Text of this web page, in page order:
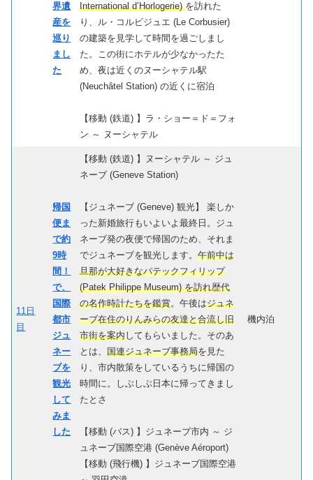
界遺
産を
巡り
まし
た
International d’Horlogerie)を訪れた
り、ル・コルビジュエ (Le Corbusier)
の建築を見学して時間を過ごしまし
た。この街にホテルが少なかったた
め、夜は近くのヌーシャテル駅
(Neuchâtel Station) の近くに宿泊
【移動 (鉄道) 】ラ・ショー＝ド＝フォ
ン ～ ヌーシャテル
11日
目
帰国
便ま
で約
9時
間！
で、
国際
都市
ジュ
ネー
ブを
観光
して
みま
した
【移動 (鉄道) 】ヌーシャテル ～ ジュ
ネーブ (Geneve Station)
【ジュネーブ (Geneve) 観光】 楽しか
った新婚旅行もいよいよ最終日。ジュ
ネーブ発の夜便で帰国のため、それま
でジュネーブを観光します。午前中は
旦那が大好きなパテックフィリップ
(Patek Philippe Museum) を訪れ歴代
の名作時計たちを鑑賞。午後はジュネ
ーブ在住のりんみらの友達と合流し旧
市街を案内してもらいました。そのあ
とは、国連ジュネーブ事務局を見た
り、市内散策をしているうちに帰国の
時間に。しぶしぶ日本に帰ってきまし
たとさ
【移動 (バス) 】ジュネーブ市内 ～ ジ
ュネーブ国際空港 (Genève Aéroport)
【移動 (飛行機) 】ジュネーブ国際空港
機内泊